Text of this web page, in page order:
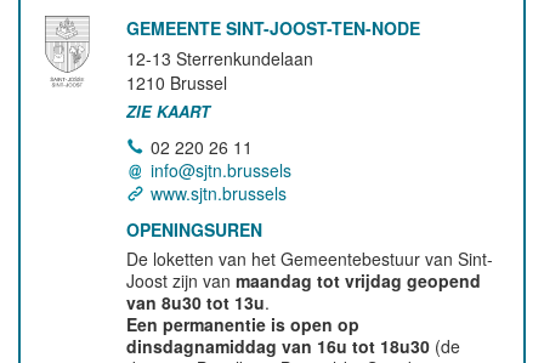
GEMEENTE SINT-JOOST-TEN-NODE
12-13 Sterrenkundelaan
1210 Brussel
ZIE KAART
02 220 26 11
info@sjtn.brussels
www.sjtn.brussels
OPENINGSUREN
De loketten van het Gemeentebestuur van Sint-
Joost zijn vanmaandag tot vrijdag geopend
van 8u30 tot 13u.
Een permanentie is open op
dinsdagnamiddag van 16u tot 18u30 (de